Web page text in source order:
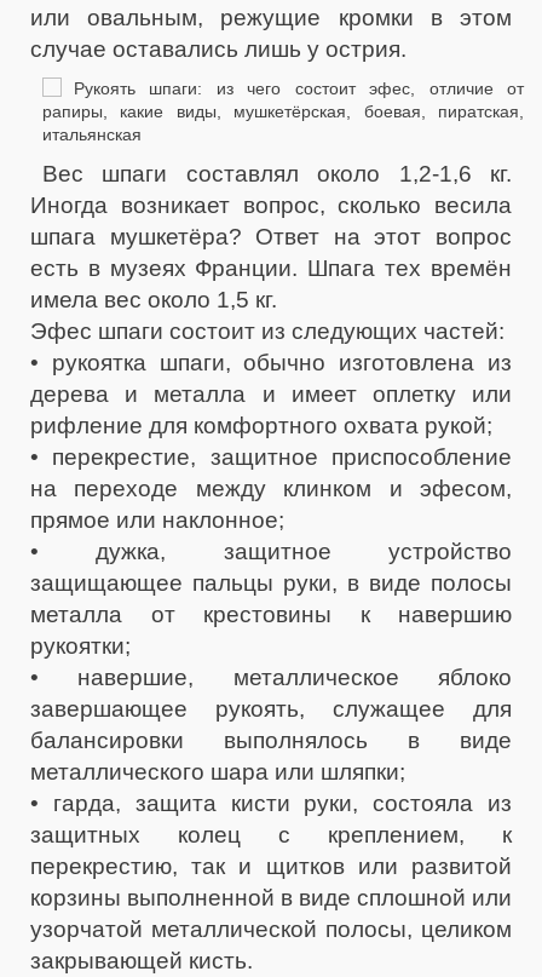
или овальным, режущие кромки в этом
случае оставались лишь у острия.
Вес шпаги составлял около 1,2-1,6 кг.
Иногда возникает вопрос, сколько весила
шпага мушкетёра? Ответ на этот вопрос
есть в музеях Франции. Шпага тех времён
имела вес около 1,5 кг.
Эфес шпаги состоит из следующих частей:
• рукоятка шпаги, обычно изготовлена из
дерева и металла и имеет оплетку или
рифление для комфортного охвата рукой;
• перекрестие, защитное приспособление
на переходе между клинком и эфесом,
прямое или наклонное;
• дужка, защитное устройство
защищающее пальцы руки, в виде полосы
металла от крестовины к навершию
рукоятки;
• навершие, металлическое яблоко
завершающее рукоять, служащее для
балансировки выполнялось в виде
металлического шара или шляпки;
• гарда, защита кисти руки, состояла из
защитных колец с креплением, к
перекрестию, так и щитков или развитой
корзины выполненной в виде сплошной или
узорчатой металлической полосы, целиком
закрывающей кисть.